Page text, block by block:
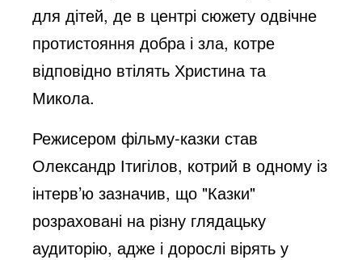
для дітей, де в центрі сюжету одвічне
протистояння добра і зла, котре
відповідно втілять Христина та
Микола.
Режисером фільму-казки став
Олександр Ітигілов, котрий в одному із
інтерв’ю зазначив, що "Казки"
розраховані на різну глядацьку
аудиторію, адже і дорослі вірять у